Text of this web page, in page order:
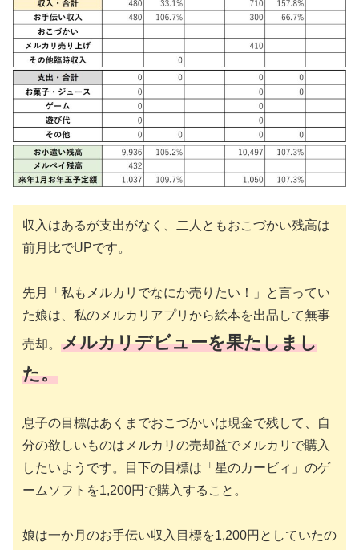
収入はあるが支出がなく、二人ともおこづかい残高は
前月比でUPです。
先月「私もメルカリでなにか売りたい！」と言ってい
た娘は、私のメルカリアプリから絵本を出品して無事
売却。 メルカリデビューを果たしまし
た。
息子の目標はあくまでおこづかいは現金で残して、自
分の欲しいものはメルカリの売却益でメルカリで購入
したいようです。目下の目標は「星のカービィ」のゲ
ームソフトを1,200円で購入すること。
娘は一か月のお手伝い収入目標を1,200円としていたの